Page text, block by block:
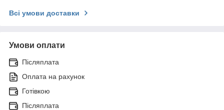
Всі умови доставки
Умови оплати
Післяплата
Оплата на рахунок
Готівкою
Післяплата